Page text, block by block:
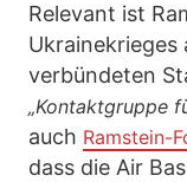
Relevant ist
Ukrainekrieges
verbündeten
„Kontaktgruppe
auch Ramstein-
dass die Air